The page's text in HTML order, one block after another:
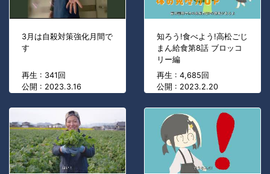
3月は自殺対策強化月間で
す
再生 : 341回
公開 : 2023.3.16
知ろう!食べよう!高松ごじ
まん給食第8話 ブロッコ
リー編
再生 : 4,685回
公開 : 2023.2.20